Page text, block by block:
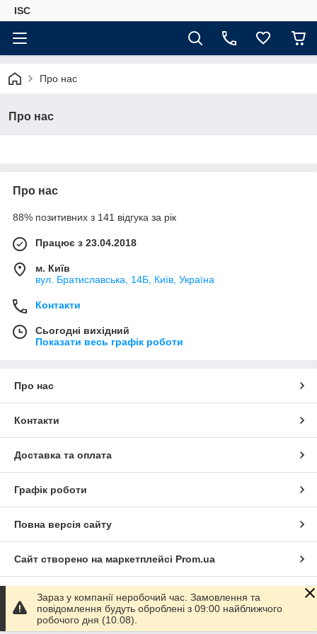
ISC
Про нас
Про нас
Про нас
88% позитивних з 141 відгука за рік
Працює з 23.04.2018
м. Київ
вул. Братиславська, 14Б, Київ, Україна
Контакти
Сьогодні вихідний
Показати весь графік роботи
Про нас
Контакти
Доставка та оплата
Графік роботи
Повна версія сайту
Сайт створено на маркетплейсі Prom.ua
Політика конфіденційності
Зараз у компанії неробочий час. Замовлення та
повідомлення будуть оброблені з 09:00 найближчого
робочого дня (10.08).